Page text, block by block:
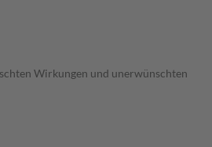
Wirkungen und unerwünschten